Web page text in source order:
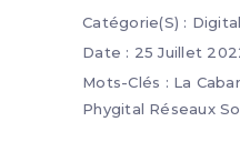
Catégorie(s) : Digital
Date : 25 Juillet
Mots-Clés : La
Phygital Réseaux